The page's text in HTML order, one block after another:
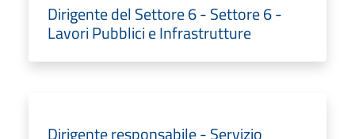
Dirigente del Settore 6 - Settore 6 -
Lavori Pubblici e Infrastrutture
Dirigente responsabile - Servizio